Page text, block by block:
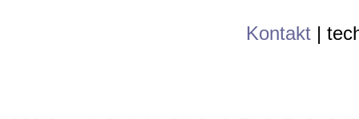
Kontakt |